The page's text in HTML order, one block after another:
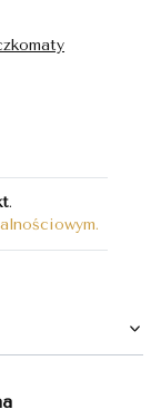
.